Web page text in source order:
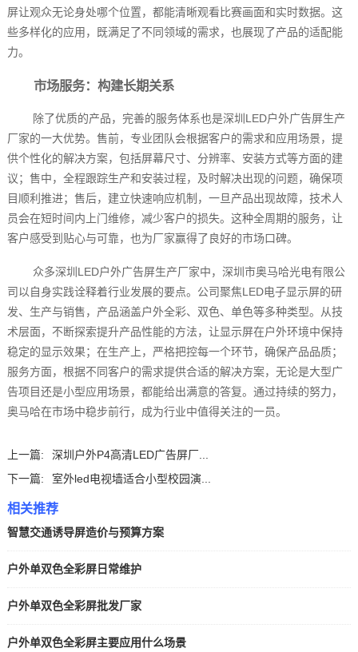
屏让观众无论身处哪个位置，都能清晰观看比赛画面和实时数据。这
些多样化的应用，既满足了不同领域的需求，也展现了产品的适配能
力。
市场服务：构建长期关系
除了优质的产品，完善的服务体系也是深圳LED户外广告屏生产
厂家的一大优势。售前，专业团队会根据客户的需求和应用场景，提
供个性化的解决方案，包括屏幕尺寸、分辨率、安装方式等方面的建
议；售中，全程跟踪生产和安装过程，及时解决出现的问题，确保项
目顺利推进；售后，建立快速响应机制，一旦产品出现故障，技术人
员会在短时间内上门维修，减少客户的损失。这种全周期的服务，让
客户感受到贴心与可靠，也为厂家赢得了良好的市场口碑。
众多深圳LED户外广告屏生产厂家中，深圳市奥马哈光电有限公
司以自身实践诠释着行业发展的要点。公司聚焦LED电子显示屏的研
发、生产与销售，产品涵盖户外全彩、双色、单色等多种类型。从技
术层面，不断探索提升产品性能的方法，让显示屏在户外环境中保持
稳定的显示效果；在生产上，严格把控每一个环节，确保产品品质；
服务方面，根据不同客户的需求提供合适的解决方案，无论是大型广
告项目还是小型应用场景，都能给出满意的答复。通过持续的努力，
奥马哈在市场中稳步前行，成为行业中值得关注的一员。
上一篇:
深圳户外P4高清LED广告屏厂...
下一篇:
室外led电视墙适合小型校园演...
相关推荐
智慧交通诱导屏造价与预算方案
户外单双色全彩屏日常维护
户外单双色全彩屏批发厂家
户外单双色全彩屏主要应用什么场景